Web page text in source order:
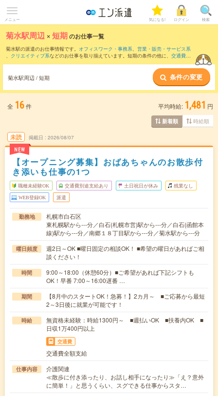
メニュー 気になる! ログイン 検索
菊水駅周辺 ×短期のお仕事一覧
菊水駅の派遣のお仕事情報です。 オフィスワーク・事務系、 営業・販売・サービス系
、 クリエイティブ系などのお仕事を取り揃えています。短期の条件の他に、 交通費別
菊水駅周辺 / 短期 条件の変更
全 16件 平均時給: 1,481 円
新着順 時給順
未読
NEW
掲載日 2026/08/07
【オープニング募集】おばあちゃんのお散歩付
き添いも仕事の1つ
職種未経験OK 交通費別途支給あり 土日祝日が休み 残業なし
WEB登録OK 派遣
勤務地
札幌市白石区
東札幌駅から---分／白石(札幌市営)駅から---分／白石(函館本
線)駅から---分／南郷１８丁目駅から---分／菊水駅から---分
曜日頻度
週2日～OK ■曜日固定の相談OK！ ■希望の曜日があればご相
談ください！
時間
9:00～18:00（休憩60分）■ご希望があれば下記シフトも
OK！早番 7:00～16:00遅番 …
期間
【8月中のスタートOK！急募！】2カ月～ ■ご応募から最短
2～3日後に就業が可能です！
時給
無資格未経験：時給1300円～ ■週払いOK ■扶養内OK ■
日収1万400円以上
交通費
交通費全額支給
仕事内容
介護関連
≪散歩に付き添ったり、お話し相手になったり≫「え？意外
に簡単！」と思うくらい、スグできる仕事からスタ…